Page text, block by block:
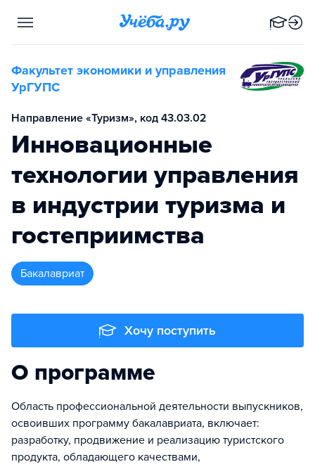
Факультет экономики и управления
УрГУПС
Направление «Туризм», код 43.03.02
Инновационные
технологии управления
в индустрии туризма и
гостеприимства
бакалавриат
Хочу поступить
О программе
Область профессиональной деятельности выпускников,
освоивших программу бакалавриата, включает:
разработку, продвижение и реализацию туристского
продукта, обладающего качествами,